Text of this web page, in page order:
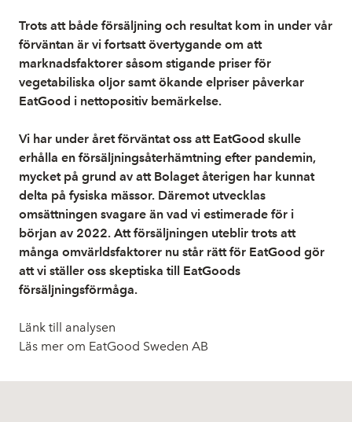
Trots att både försäljning och resultat kom in under vår
förväntan är vi fortsatt övertygande om att
marknadsfaktorer såsom stigande priser för
vegetabiliska oljor samt ökande elpriser påverkar
EatGood i nettopositiv bemärkelse.
Vi har under året förväntat oss att EatGood skulle
erhålla en försäljningsåterhämtning efter pandemin,
mycket på grund av att Bolaget återigen har kunnat
delta på fysiska mässor. Däremot utvecklas
omsättningen svagare än vad vi estimerade för i
början av 2022. Att försäljningen uteblir trots att
många omvärldsfaktorer nu står rätt för EatGood gör
att vi ställer oss skeptiska till EatGoods
försäljningsförmåga.
Länk till analysen
Läs mer om EatGood Sweden AB